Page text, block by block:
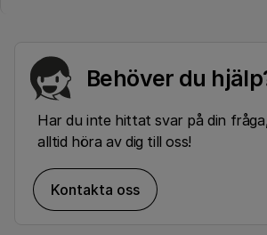
Behöver du
Har du inte hittat svar på din
alltid höra av dig till oss!
Kontakta oss